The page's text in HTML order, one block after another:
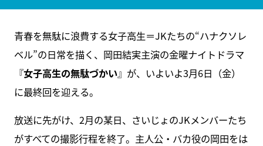
青春を無駄に浪費する女子高生＝JKたちの“ハナクソレ
ベル”の日常を描く、岡田結実主演の金曜ナイトドラマ
『女子高生の無駄づかい』が、いよいよ3月6日（金）
に最終回を迎える。
放送に先がけ、2月の某日、さいじょのJKメンバーたち
がすべての撮影行程を終了。主人公・バカ役の岡田をは